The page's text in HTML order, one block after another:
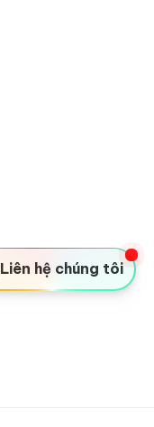
Liên hệ chúng tôi